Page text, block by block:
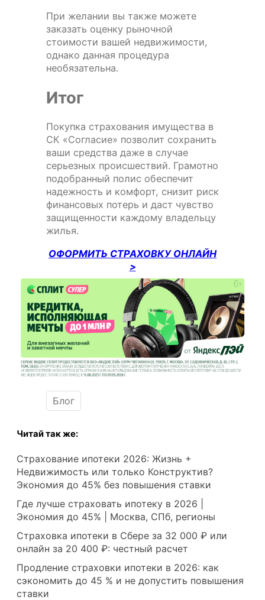
При желании вы также можете
заказать оценку рыночной
стоимости вашей недвижимости,
однако данная процедура
необязательна.
Итог
Покупка страхования имущества в
СК «Согласие» позволит сохранить
ваши средства даже в случае
серьезных происшествий. Грамотно
подобранный полис обеспечит
надежность и комфорт, снизит риск
финансовых потерь и даст чувство
защищенности каждому владельцу
жилья.
ОФОРМИТЬ СТРАХОВКУ ОНЛАЙН
>
Блог
Читай так же:
Страхование ипотеки 2026: Жизнь +
Недвижимость или только Конструктив?
Экономия до 45% без повышения ставки
Где лучше страховать ипотеку в 2026 |
Экономия до 45% | Москва, СПб, регионы
Страховка ипотеки в Сбере за 32 000 ₽ или
онлайн за 20 400 ₽: честный расчет
Продление страховки ипотеки в 2026: как
сэкономить до 45 % и не допустить повышения
ставки